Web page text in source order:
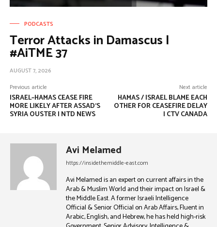
PODCASTS
Terror Attacks in Damascus |
#AiTME 37
AUGUST 7, 2026
Previous article
ISRAEL–HAMAS CEASE FIRE
MORE LIKELY AFTER ASSAD’S
SYRIA OUSTER | NTD NEWS
Next article
HAMAS / ISRAEL BLAME EACH
OTHER FOR CEASEFIRE DELAY
| CTV CANADA
Avi Melamed
https://insidethemiddle-east.com
Avi Melamed is an expert on current affairs in the
Arab & Muslim World and their impact on Israel &
the Middle East. A former Israeli Intelligence
Official & Senior Official on Arab Affairs, Fluent in
Arabic, English, and Hebrew, he has held high-risk